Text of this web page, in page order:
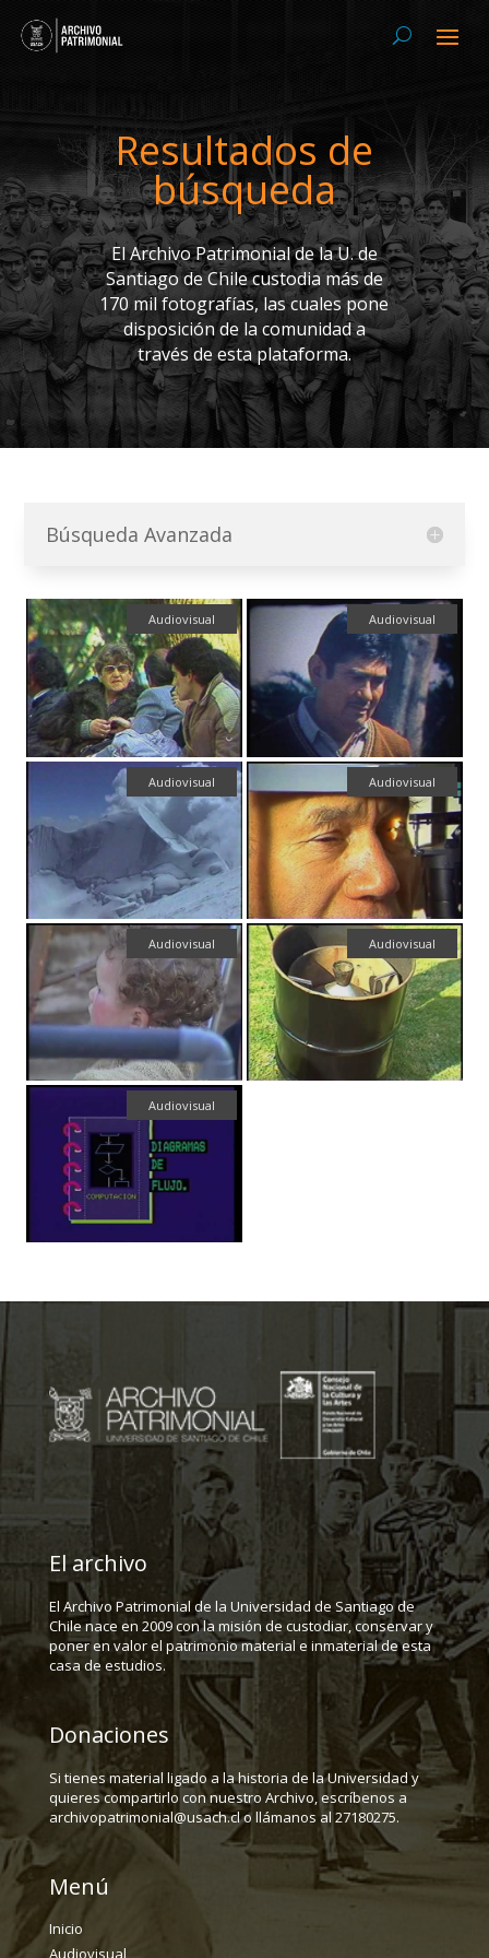
Resultados de
búsqueda
El Archivo Patrimonial de la U. de
Santiago de Chile custodia más de
170 mil fotografías, las cuales pone
disposición de la comunidad a
través de esta plataforma.
Búsqueda Avanzada
Audiovisual Audiovisual
Audiovisual Audiovisual
Audiovisual Audiovisual
Audiovisual
El archivo
El Archivo Patrimonial de la Universidad de Santiago de
Chile nace en 2009 con la misión de custodiar, conservar y
poner en valor el patrimonio material e inmaterial de esta
casa de estudios.
Donaciones
Si tienes material ligado a la historia de la Universidad y
quieres compartirlo con nuestro Archivo, escríbenos a
archivopatrimonial@usach.cl o llámanos al 27180275.
Menú
Inicio
Audiovisual